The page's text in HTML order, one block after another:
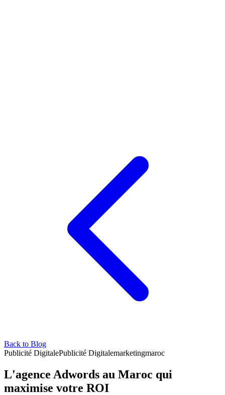
Back to Blog
Publicité DigitalePublicité Digitalemarketingmaroc
L'agence Adwords au Maroc qui
maximise votre ROI